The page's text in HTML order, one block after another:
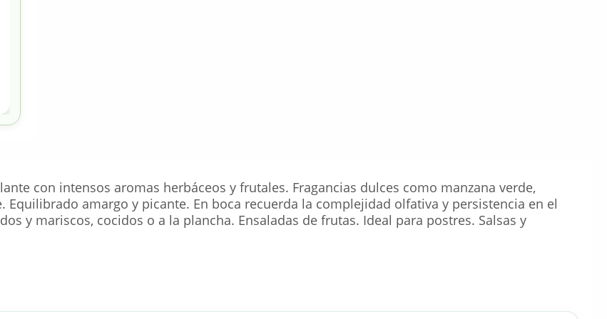
con intensos aromas herbáceos y frutales. Fragancias dulces como manzana verde,
Equilibrado amargo y picante. En boca recuerda la complejidad olfativa y persistencia en el
y mariscos, cocidos o a la plancha. Ensaladas de frutas. Ideal para postres. Salsas y